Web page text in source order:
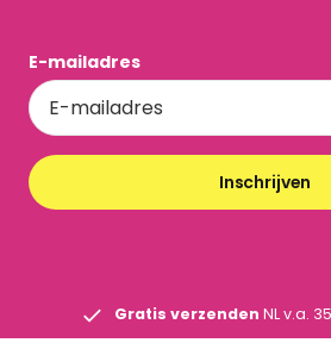
E-mailadres
Inschrijven
Gratis verzenden NL v.a.